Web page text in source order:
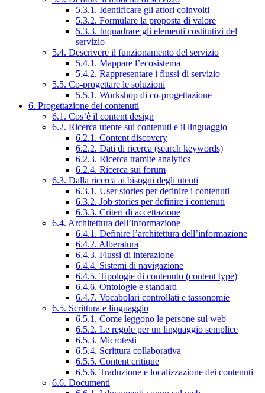
5.3.1. Identificare gli attori coinvolti
5.3.2. Formulare la proposta di valore
5.3.3. Inquadrare gli elementi costitutivi del
servizio
5.4. Descrivere il funzionamento del servizio
5.4.1. Mappare l’ecosistema
5.4.2. Rappresentare i flussi di servizio
5.5. Co-progettare le soluzioni
5.5.1. Workshop di co-progettazione
6. Progettazione dei contenuti
6.1. Cos’è il content design
6.2. Ricerca utente sui contenuti e il linguaggio
6.2.1. Content discovery
6.2.2. Dati di ricerca (search keywords)
6.2.3. Ricerca tramite analytics
6.2.4. Ricerca sui forum
6.3. Dalla ricerca ai bisogni degli utenti
6.3.1. User stories per definire i contenuti
6.3.2. Job stories per definire i contenuti
6.3.3. Criteri di accettazione
6.4. Architettura dell’informazione
6.4.1. Definire l’architettura dell’informazione
6.4.2. Alberatura
6.4.3. Flussi di interazione
6.4.4. Sistemi di navigazione
6.4.5. Tipologie di contenuto (content type)
6.4.6. Ontologie e standard
6.4.7. Vocabolari controllati e tassonomie
6.5. Scrittura e linguaggio
6.5.1. Come leggono le persone sul web
6.5.2. Le regole per un linguaggio semplice
6.5.3. Microtesti
6.5.4. Scrittura collaborativa
6.5.5. Content critique
6.5.6. Traduzione e localizzazione dei contenuti
6.6. Documenti